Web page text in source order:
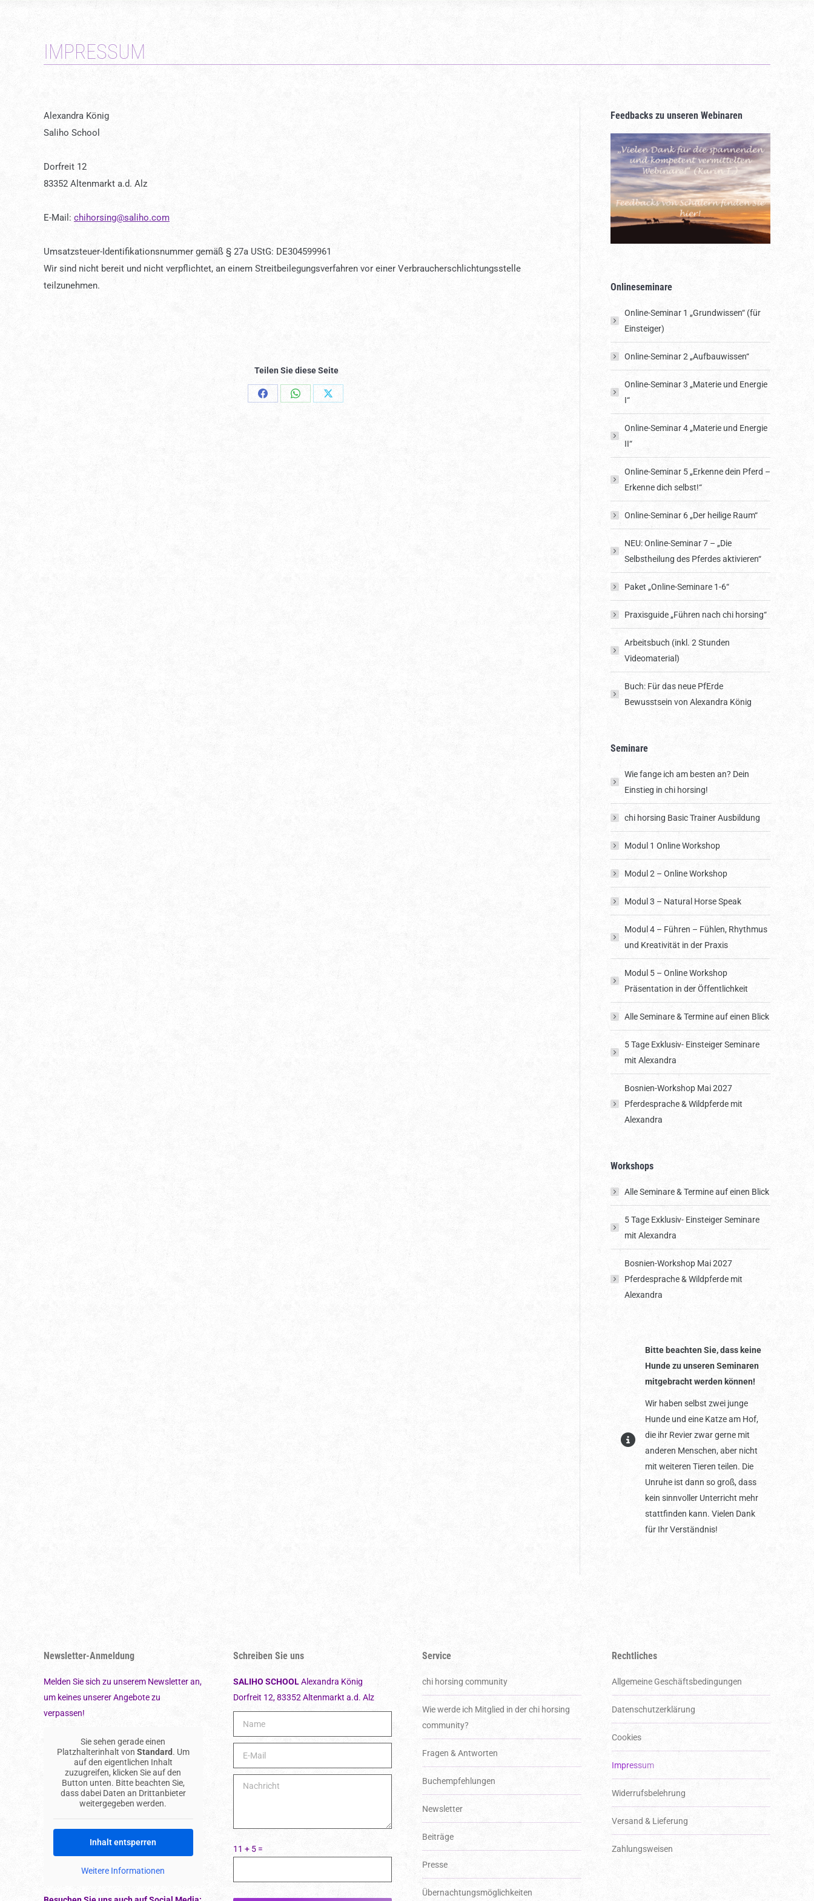
IMPRESSUM
Alexandra König
Saliho School
Dorfreit 12
83352 Altenmarkt a.d. Alz
E-Mail: chihorsing@saliho.com
Umsatzsteuer-Identifikationsnummer gemäß § 27a UStG: DE304599961
Wir sind nicht bereit und nicht verpflichtet, an einem Streitbeilegungsverfahren vor einer Verbraucherschlichtungsstelle
teilzunehmen.
Teilen Sie diese Seite
Share
Share
Share
Feedbacks zu unseren Webinaren
Onlineseminare
Online-Seminar 1 „Grundwissen“ (für
Einsteiger)
Online-Seminar 2 „Aufbauwissen“
Online-Seminar 3 „Materie und Energie
I“
Online-Seminar 4 „Materie und Energie
II“
Online-Seminar 5 „Erkenne dein Pferd –
Erkenne dich selbst!“
Online-Seminar 6 „Der heilige Raum“
NEU: Online-Seminar 7 – „Die
Selbstheilung des Pferdes aktivieren“
Paket „Online-Seminare 1-6“
Praxisguide „Führen nach chi horsing“
Arbeitsbuch (inkl. 2 Stunden
Videomaterial)
Buch: Für das neue PfErde
Bewusstsein von Alexandra König
Seminare
Wie fange ich am besten an? Dein
Einstieg in chi horsing!
chi horsing Basic Trainer Ausbildung
Modul 1 Online Workshop
Modul 2 – Online Workshop
Modul 3 – Natural Horse Speak
Modul 4 – Führen – Fühlen, Rhythmus
und Kreativität in der Praxis
Modul 5 – Online Workshop
Präsentation in der Öffentlichkeit
Alle Seminare & Termine auf einen Blick
5 Tage Exklusiv- Einsteiger Seminare
mit Alexandra
Bosnien-Workshop Mai 2027
Pferdesprache & Wildpferde mit
Alexandra
Workshops
Alle Seminare & Termine auf einen Blick
5 Tage Exklusiv- Einsteiger Seminare
mit Alexandra
Bosnien-Workshop Mai 2027
Pferdesprache & Wildpferde mit
Alexandra
Bitte beachten Sie, dass keine
Hunde zu unseren Seminaren
mitgebracht werden können!
Wir haben selbst zwei junge
Hunde und eine Katze am Hof,
die ihr Revier zwar gerne mit
anderen Menschen, aber nicht
mit weiteren Tieren teilen. Die
Unruhe ist dann so groß, dass
kein sinnvoller Unterricht mehr
stattfinden kann. Vielen Dank
für Ihr Verständnis!
Newsletter-Anmeldung
Melden Sie sich zu unserem Newsletter an,
um keines unserer Angebote zu
verpassen!
Sie sehen gerade einen
Platzhalterinhalt von Standard . Um
auf den eigentlichen Inhalt
zuzugreifen, klicken Sie auf den
Button unten. Bitte beachten Sie,
dass dabei Daten an Drittanbieter
weitergegeben werden.
Inhalt entsperren
Weitere Informationen
Schreiben Sie uns
SALIHO SCHOOLAlexandra König
Dorfreit 12, 83352 Altenmarkt a.d. Alz
Bitte lassen Sie dieses Feld leer.
11 + 5 =
Service
chi horsing community
Wie werde ich Mitglied in der chi horsing
community?
Fragen & Antworten
Buchempfehlungen
Newsletter
Beiträge
Presse
Über­nachtungs­möglich­keiten
Rechtliches
Allgemeine Geschäftsbedingungen
Datenschutzerklärung
Cookies
Impressum
Widerrufsbelehrung
Versand & Lieferung
Zahlungsweisen